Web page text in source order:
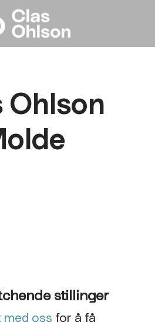
Ohlson
stillinger
oss for å få